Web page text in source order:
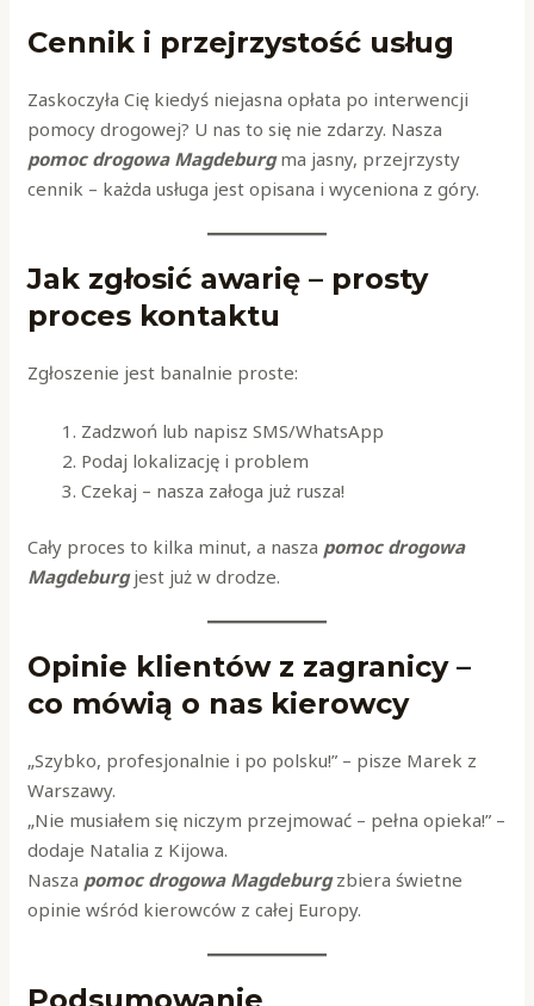
Cennik i przejrzystość usług
Zaskoczyła Cię kiedyś niejasna opłata po interwencji
pomocy drogowej? U nas to się nie zdarzy. Nasza
pomoc drogowa Magdeburgma jasny, przejrzysty
cennik – każda usługa jest opisana i wyceniona z góry.
Jak zgłosić awarię – prosty
proces kontaktu
Zgłoszenie jest banalnie proste:
Zadzwoń lub napisz SMS/WhatsApp
Podaj lokalizację i problem
Czekaj – nasza załoga już rusza!
Cały proces to kilka minut, a nasza pomoc drogowa
Magdeburgjest już w drodze.
Opinie klientów z zagranicy –
co mówią o nas kierowcy
„Szybko, profesjonalnie i po polsku!” – pisze Marek z
Warszawy.
„Nie musiałem się niczym przejmować – pełna opieka!” –
dodaje Natalia z Kijowa.
Nasza pomoc drogowa Magdeburgzbiera świetne
opinie wśród kierowców z całej Europy.